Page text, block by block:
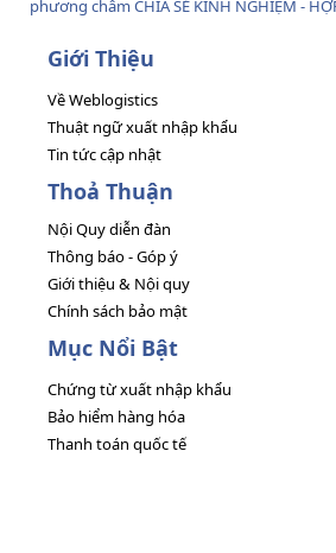
phương châm CHIA SẺ KINH NGHIỆM -
Giới Thiệu
Về Weblogistics
Thuật ngữ xuất nhập khẩu
Tin tức cập nhật
Thoả Thuận
Nội Quy diễn đàn
Thông báo - Góp ý
Giới thiệu & Nội quy
Chính sách bảo mật
Mục Nổi Bật
Chứng từ xuất nhập khẩu
Bảo hiểm hàng hóa
Thanh toán quốc tế